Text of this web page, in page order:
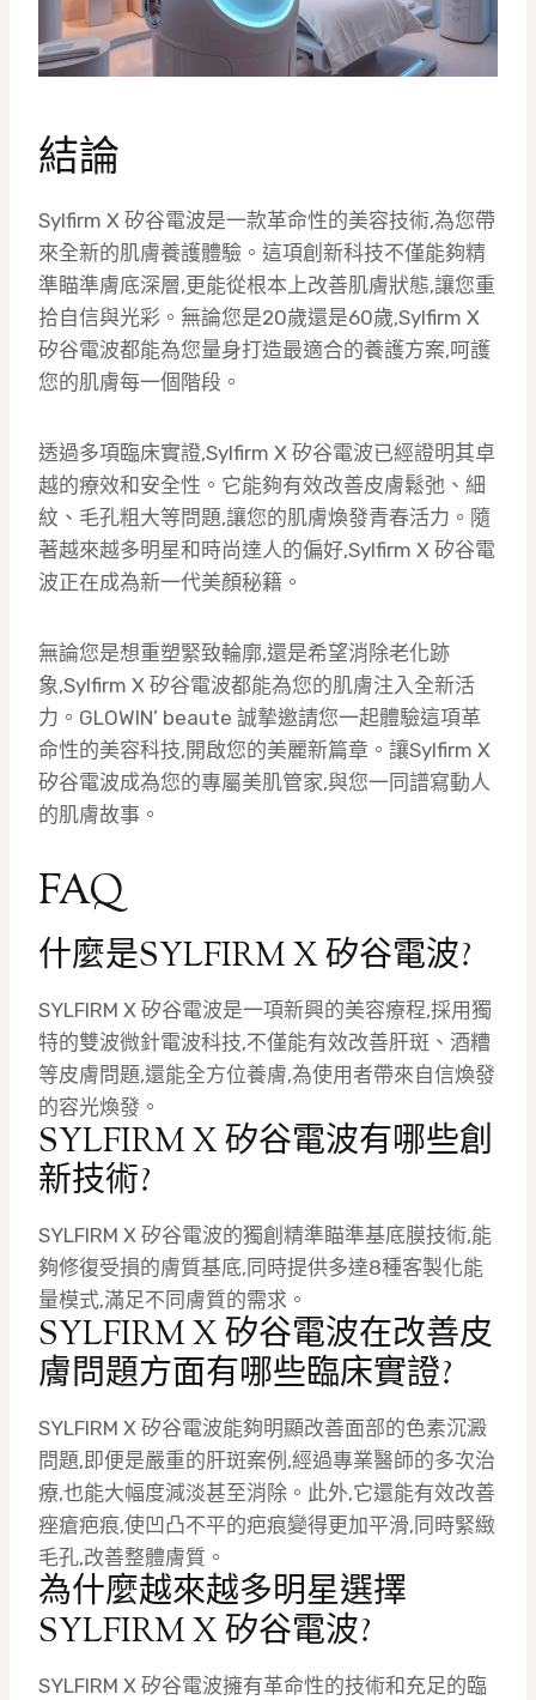
結論
Sylfirm X 矽谷電波是一款革命性的美容技術,為您帶
來全新的肌膚養護體驗。這項創新科技不僅能夠精
準瞄準膚底深層,更能從根本上改善肌膚狀態,讓您重
拾自信與光彩。無論您是20歲還是60歲,Sylfirm X
矽谷電波都能為您量身打造最適合的養護方案,呵護
您的肌膚每一個階段。
透過多項臨床實證,Sylfirm X 矽谷電波已經證明其卓
越的療效和安全性。它能夠有效改善皮膚鬆弛、細
紋、毛孔粗大等問題,讓您的肌膚煥發青春活力。隨
著越來越多明星和時尚達人的偏好,Sylfirm X 矽谷電
波正在成為新一代美顏秘籍。
無論您是想重塑緊致輪廓,還是希望消除老化跡
象,Sylfirm X 矽谷電波都能為您的肌膚注入全新活
力。GLOWIN’ beaute 誠摯邀請您一起體驗這項革
命性的美容科技,開啟您的美麗新篇章。讓Sylfirm X
矽谷電波成為您的專屬美肌管家,與您一同譜寫動人
的肌膚故事。
FAQ
什麼是SYLFIRM X 矽谷電波?
SYLFIRM X 矽谷電波是一項新興的美容療程,採用獨
特的雙波微針電波科技,不僅能有效改善肝斑、酒糟
等皮膚問題,還能全方位養膚,為使用者帶來自信煥發
的容光煥發。
SYLFIRM X 矽谷電波有哪些創
新技術?
SYLFIRM X 矽谷電波的獨創精準瞄準基底膜技術,能
夠修復受損的膚質基底,同時提供多達8種客製化能
量模式,滿足不同膚質的需求。
SYLFIRM X 矽谷電波在改善皮
膚問題方面有哪些臨床實證?
SYLFIRM X 矽谷電波能夠明顯改善面部的色素沉澱
問題,即便是嚴重的肝斑案例,經過專業醫師的多次治
療,也能大幅度減淡甚至消除。此外,它還能有效改善
痤瘡疤痕,使凹凸不平的疤痕變得更加平滑,同時緊緻
毛孔,改善整體膚質。
為什麼越來越多明星選擇
SYLFIRM X 矽谷電波?
SYLFIRM X 矽谷電波擁有革命性的技術和充足的臨